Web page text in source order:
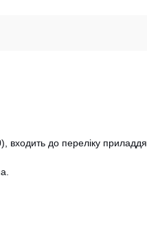
входить до переліку приладдя